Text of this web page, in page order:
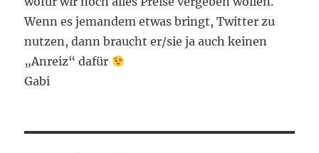
Wenn es jemandem etwas bringt, Twitter zu
nutzen, dann braucht er/sie ja auch keinen
„Anreiz“ dafür
Gabi